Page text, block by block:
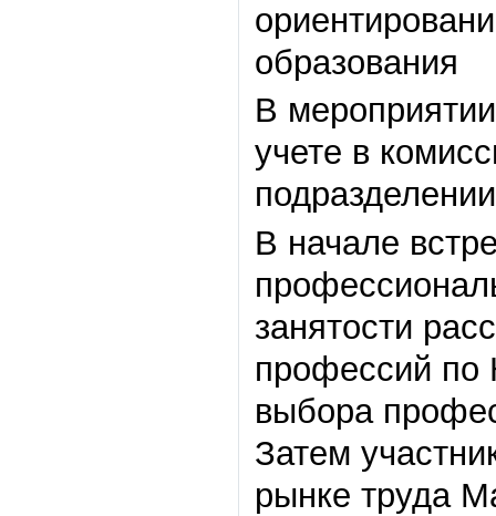
образования
В
учете в
В начале
занятости
профессий по
выбора
Затем
рынке труда